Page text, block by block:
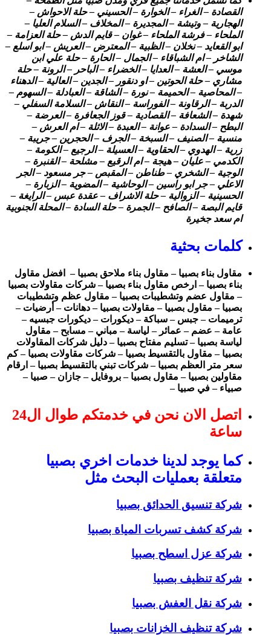
القصادة – الغراء – الخوارة – الحسيني – حلة الاحواش –
الهجارية – وتيشة – المجديرة – المخلاف – السلام العليا –
الملحاء – فرشة الملحاء – غوان – قايم الدش – حلة العزامة –
ابو القعايد – نخلان – الظبية – المعترض – العريش – ابو اسلع –
الشاخر – ام الشباقاء – الجمال – الحارة – حلة علي ابن
موسي – العشة – العدايا – الخضراء – الباحر – الرونة – حلة
مشاري – حلة الحوتين – او دنقور – الجدين – العالية – الدهناء
– المحاصية – الحميمة – نورة – الشاقة – العبادلة – السهوم –
الدربة – الرقاونة – الفوراسة – النقاش – السلامة السفلي –
شهدة – الشعافة – القصادية – قوز الجعافرة – العرضة –
البطح – السدادة – عوانة – العبدة – الاثلة – ام العرش –
منسية – الصنيف – السبخة – الجرف – الحجرين – جريبة –
زرية – الهدوي – الحقاوية – العسيلة – الرجيع – الكومة –
الكدمي – عليان – هيجة – ام الرقيع – مشلحة – القنبرة –
الوجية – الشخري – طناطن – المقبص – جر مسعود – الجر
الاعلي – جر ابو راسين – الوحاشية – المضوية – الزبارة –
الحسينية – الزوالية – حلة الاشراف – عقدة عبس – الرايغة –
قايم البصة – الصافح – الجمرة – حلة السادة – المحلة الجنوبية
ام سعد جخيرة
كلمات بحثية
مقاول بناء بصبيا – مقاول بناء ملاحق بصبيا – افضل مقاول
بناء بصبيا – ارخص مقاول بناء بصبيا – شركات مقاولات بصبيا
– مقاول عضم وتشطيبات بصبيا – مقاول عظم وتشطيبات
بصبيا – مقاول بصبيا – مقاولات بصبيا – دهانات – أرضيات –
ترميمات – جبس – سباكة – ديكورات – ديكورات جبسيه –
عامة – عضم – عمائر – لياسة – مباني – مسابح – مقاول
لياسة بصبيا – تسليم مفتاح بصبيا – دليل شركات المقاولات
بصبيا – مقاول بالتقسيط بصبيا – شركات مقاولات بصبيا – كم
سعر متر العظم بصبيا – شركات تبني بالتقسيط بصبيا – ارقام
مقاولين بصبيا – مقاول بصبيا – بروفايل – جازان – صبيا –
صبياء – في صبيا –
اتصل الان نحن في خدمتكم طوال ال24
ساعة
كما يوجد لدينا خدمات اخري بصبيا
متعلقة بعمليات البحث مثل
شركة تنسيق الحدائق بصبيا
شركة كشف تسربات المياة بصبيا
شركة عزل اسطح بصبيا
شركة تنظيف بصبيا
شركة نقل العفش بصبيا
شركة تنظيف الخزانات بصبيا